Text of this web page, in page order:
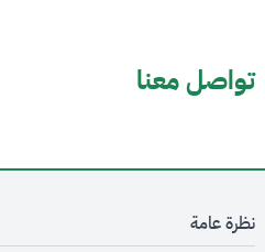
تواصل معنا
نظرة عامة